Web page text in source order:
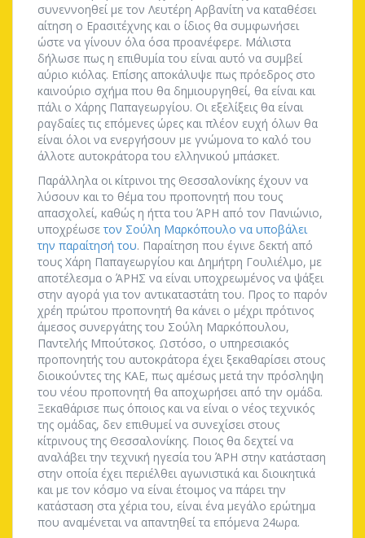
συνεννοηθεί με τον Λευτέρη Αρβανίτη να καταθέσει
αίτηση ο Ερασιτέχνης και ο ίδιος θα συμφωνήσει
ώστε να γίνουν όλα όσα προανέφερε. Μάλιστα
δήλωσε πως η επιθυμία του είναι αυτό να συμβεί
αύριο κιόλας. Επίσης αποκάλυψε πως πρόεδρος στο
καινούριο σχήμα που θα δημιουργηθεί, θα είναι και
πάλι ο Χάρης Παπαγεωργίου. Οι εξελίξεις θα είναι
ραγδαίες τις επόμενες ώρες και πλέον ευχή όλων θα
είναι όλοι να ενεργήσουν με γνώμονα το καλό του
άλλοτε αυτοκράτορα του ελληνικού μπάσκετ.
Παράλληλα οι κίτρινοι της Θεσσαλονίκης έχουν να
λύσουν και το θέμα του προπονητή που τους
απασχολεί, καθώς η ήττα του ΆΡΗ από τον Πανιώνιο,
υποχρέωσε τον Σούλη Μαρκόπουλο να υποβάλει
την παραίτησή του. Παραίτηση που έγινε δεκτή από
τους Χάρη Παπαγεωργίου και Δημήτρη Γουλιέλμο, με
αποτέλεσμα ο ΆΡΗΣ να είναι υποχρεωμένος να ψάξει
στην αγορά για τον αντικαταστάτη του. Προς το παρόν
χρέη πρώτου προπονητή θα κάνει ο μέχρι πρότινος
άμεσος συνεργάτης του Σούλη Μαρκόπουλου,
Παντελής Μπούτσκος. Ωστόσο, ο υπηρεσιακός
προπονητής του αυτοκράτορα έχει ξεκαθαρίσει στους
διοικούντες της ΚΑΕ, πως αμέσως μετά την πρόσληψη
του νέου προπονητή θα αποχωρήσει από την ομάδα.
Ξεκαθάρισε πως όποιος και να είναι ο νέος τεχνικός
της ομάδας, δεν επιθυμεί να συνεχίσει στους
κίτρινους της Θεσσαλονίκης. Ποιος θα δεχτεί να
αναλάβει την τεχνική ηγεσία του ΆΡΗ στην κατάσταση
στην οποία έχει περιέλθει αγωνιστικά και διοικητικά
και με τον κόσμο να είναι έτοιμος να πάρει την
κατάσταση στα χέρια του, είναι ένα μεγάλο ερώτημα
που αναμένεται να απαντηθεί τα επόμενα 24ωρα.